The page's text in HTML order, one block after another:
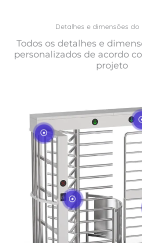
Detalhes e dimensões
Todos os detalhes e
personalizados de acordo
projeto